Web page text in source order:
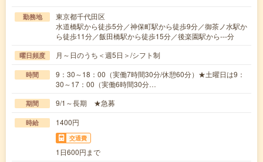
勤務地
東京都千代田区
水道橋駅から徒歩5分／神保町駅から徒歩9分／御茶ノ水駅か
ら徒歩11分／飯田橋駅から徒歩15分／後楽園駅から---分
曜日頻度 月～日のうち＜週5日＞/シフト制
時間
9：30～18：00（実働7時間30分/休憩60分）★土曜日は9：
30～17：00（実働6時間30分…
期間 9/1～長期 ★急募
時給 1400円
交通費
1日600円まで